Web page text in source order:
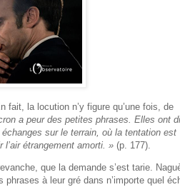
fait, la locution n’y figure qu’une fois, de
a peur des petites phrases. Elles ont
sur le terrain, où la tentation est
étrangement amorti. » (p. 177).
que la demande s’est tarie.
à leur gré dans n’importe quel